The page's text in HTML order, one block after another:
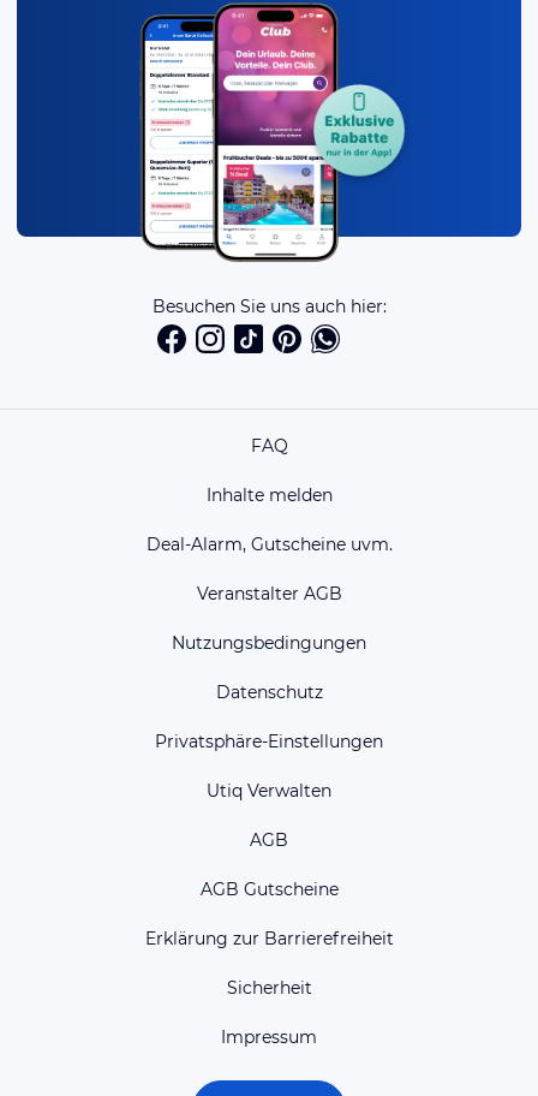
Besuchen Sie uns auch hier:
FAQ
Inhalte melden
Deal-Alarm, Gutscheine uvm.
Veranstalter AGB
Nutzungsbedingungen
Datenschutz
Privatsphäre-Einstellungen
Utiq Verwalten
AGB
AGB Gutscheine
Erklärung zur Barrierefreiheit
Sicherheit
Impressum